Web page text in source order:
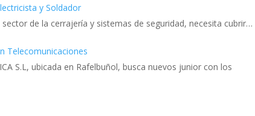
y Soldador
sector de la cerrajería y sistemas de seguridad, necesita cubrir…
Telecomunicaciones
S.L, ubicada en Rafelbuñol, busca nuevos junior con los